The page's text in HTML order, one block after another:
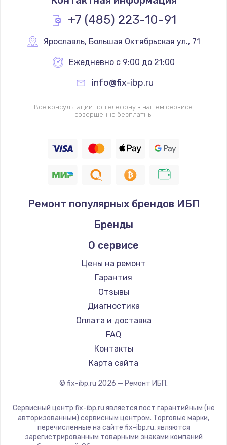
+7 (485) 223-10-91
Ярославль, Большая Октябрьская ул., 71
Ежедневно с 9:00 до 21:00
info@fix-ibp.ru
Все консультации по телефону в нашем сервисе
совершенно бесплатны
Ремонт популярных брендов ИБП
Бренды
О сервисе
Цены на ремонт
Гарантия
Отзывы
Диагностика
Оплата и доставка
FAQ
Контакты
Карта сайта
© fix-ibp.ru 2026 — Ремонт ИБП.
Сервисный центр fix-ibp.ru является пост гарантийным (не
авторизованным) сервисным центром. Торговые марки,
перечисленные на сайте fix-ibp.ru, являются
зарегистрированным товарными знаками компаний